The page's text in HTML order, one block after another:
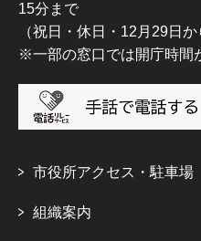
15分まで
（祝日・休日・12月29日か
※一部の窓口では開庁時間
市役所アクセス・駐車場
組織案内